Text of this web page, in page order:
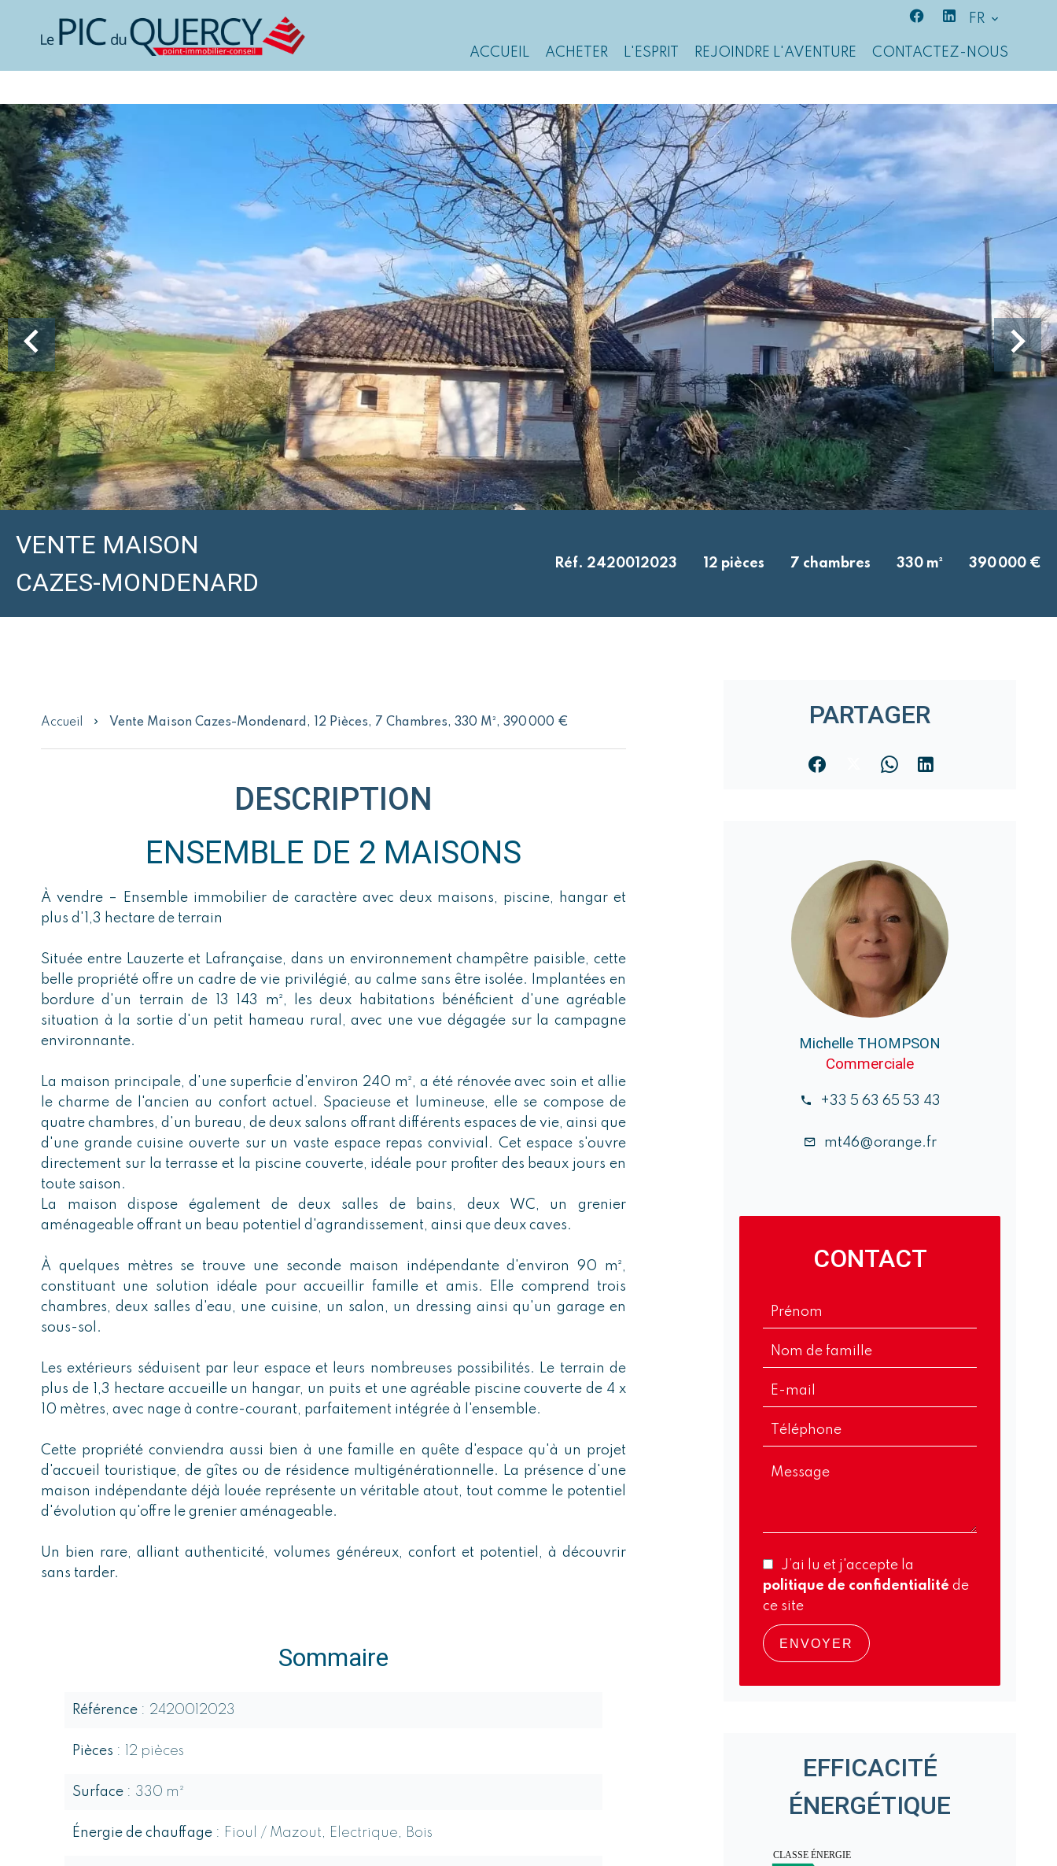
FR
ACCUEIL ACHETER L'ESPRIT REJOINDRE L'AVENTURE CONTACTEZ-NOUS
VENTE MAISON
CAZES-MONDENARD
Réf. 2420012023 12 pièces 7 chambres 330 m² 390 000 €
Accueil Vente Maison Cazes-Mondenard, 12 Pièces, 7 Chambres, 330 M², 390 000 €
DESCRIPTION
ENSEMBLE DE 2 MAISONS
À vendre – Ensemble immobilier de caractère avec deux maisons, piscine, hangar et
plus d'1,3 hectare de terrain
Située entre Lauzerte et Lafrançaise, dans un environnement champêtre paisible, cette
belle propriété offre un cadre de vie privilégié, au calme sans être isolée. Implantées en
bordure d'un terrain de 13 143 m², les deux habitations bénéficient d'une agréable
situation à la sortie d'un petit hameau rural, avec une vue dégagée sur la campagne
environnante.
La maison principale, d'une superficie d'environ 240 m², a été rénovée avec soin et allie
le charme de l'ancien au confort actuel. Spacieuse et lumineuse, elle se compose de
quatre chambres, d'un bureau, de deux salons offrant différents espaces de vie, ainsi que
d'une grande cuisine ouverte sur un vaste espace repas convivial. Cet espace s'ouvre
directement sur la terrasse et la piscine couverte, idéale pour profiter des beaux jours en
toute saison.
La maison dispose également de deux salles de bains, deux WC, un grenier
aménageable offrant un beau potentiel d'agrandissement, ainsi que deux caves.
À quelques mètres se trouve une seconde maison indépendante d'environ 90 m²,
constituant une solution idéale pour accueillir famille et amis. Elle comprend trois
chambres, deux salles d'eau, une cuisine, un salon, un dressing ainsi qu'un garage en
sous-sol.
Les extérieurs séduisent par leur espace et leurs nombreuses possibilités. Le terrain de
plus de 1,3 hectare accueille un hangar, un puits et une agréable piscine couverte de 4 x
10 mètres, avec nage à contre-courant, parfaitement intégrée à l'ensemble.
Cette propriété conviendra aussi bien à une famille en quête d'espace qu'à un projet
d'accueil touristique, de gîtes ou de résidence multigénérationnelle. La présence d'une
maison indépendante déjà louée représente un véritable atout, tout comme le potentiel
d'évolution qu'offre le grenier aménageable.
Un bien rare, alliant authenticité, volumes généreux, confort et potentiel, à découvrir
sans tarder.
Sommaire
Référence 2420012023
Pièces 12 pièces
Surface 330 m²
Énergie de chauffage Fioul / Mazout, Electrique, Bois
PARTAGER
Michelle THOMPSON
Commerciale
+33 5 63 65 53 43
mt46@orange.fr
CONTACT
J’ai lu et j'accepte la
politique de confidentialité de
ce site
ENVOYER
EFFICACITÉ
ÉNERGÉTIQUE